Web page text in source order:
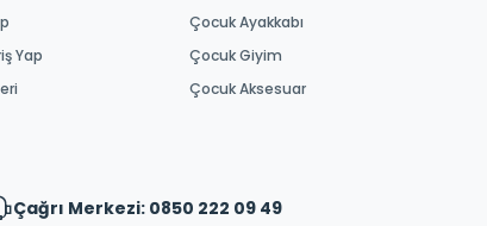
Yap
Çocuk Ayakkabı
Çocuk Giyim
Çocuk Aksesuar
Çağrı Merkezi: 0850 222 09 49